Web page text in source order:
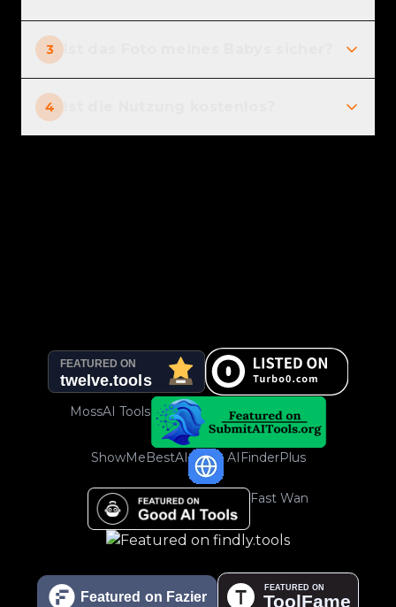
3
4
MossAI Tools
ShowMeBestAI AIFinderPlus
Fast Wan